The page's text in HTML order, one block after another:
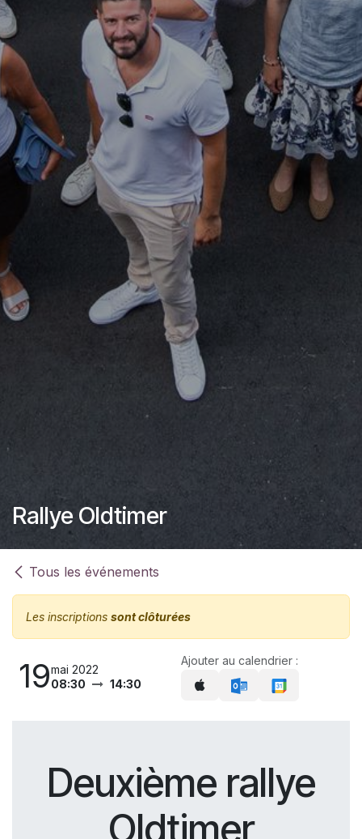
Rallye Oldtimer
Tous les événements
Les inscriptions sont clôturées
19mai 2022
08:30
14:30
Ajouter au calendrier :
Deuxième rallye
Oldtimer